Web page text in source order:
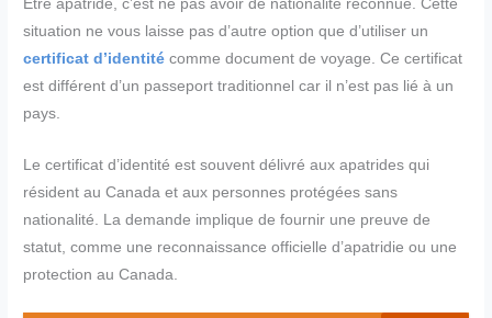
Être apatride, c’est ne pas avoir de nationalité reconnue. Cette
situation ne vous laisse pas d’autre option que d’utiliser un
certificat d’identité comme document de voyage. Ce certificat
est différent d’un passeport traditionnel car il n’est pas lié à un
pays.
Le certificat d’identité est souvent délivré aux apatrides qui
résident au Canada et aux personnes protégées sans
nationalité. La demande implique de fournir une preuve de
statut, comme une reconnaissance officielle d’apatridie ou une
protection au Canada.